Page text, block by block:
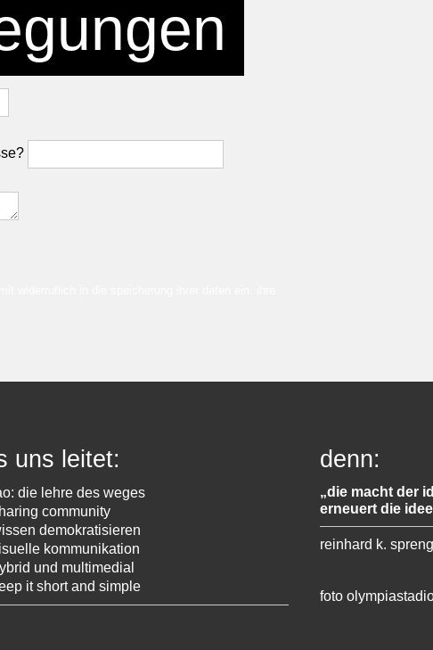
uns leitet:
die lehre des weges
community
demokratisieren
kommunikation
und multimedial
it short and simple
denn:
„die macht der
erneuert die
reinhard k.
foto